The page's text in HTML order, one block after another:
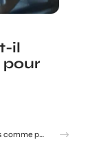
il
pour
Accéder à 192.168.1..109 en toute sécurité : les réglages à connaître en 2026